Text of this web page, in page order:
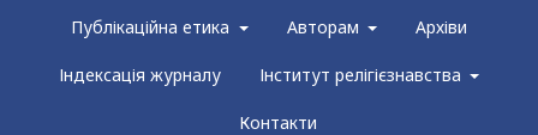
Публікаційна етика Авторам Архіви
Індексація журналу Інститут релігієзнавства
Контакти